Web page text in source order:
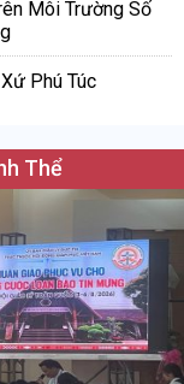
Môi Trường Số
Phú Túc
Thể